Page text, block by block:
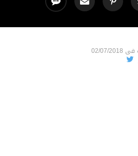
فى 02/07/2018